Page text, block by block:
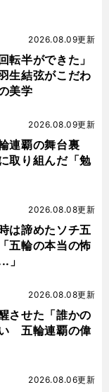
転半ができた」
生結弦がこだわ
美学
2026.08.09更新
連覇の舞台裏
取り組んだ「勉
2026.08.09更新
は諦めたソチ五
五輪の本当の怖
」
2026.08.08更新
させた「誰かの
五輪連覇の偉
2026.08.08更新
2026.08.06更新